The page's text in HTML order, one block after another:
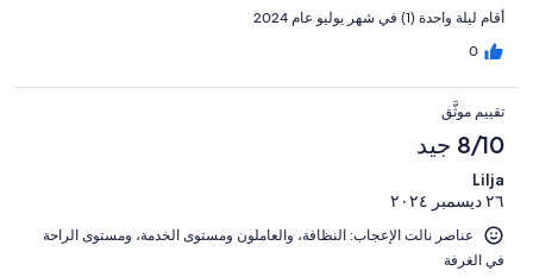
أقام ليلة واحدة (1) في شهر يوليو عام 2024
0
تقييم موثَّق
8/10 جيد
Lilja
٢٦ ديسمبر ٢٠٢٤
عناصر نالت الإعجاب: ⁦النظافة⁩، و⁦العاملون ومستوى الخدمة⁩، و⁦مستوى الراحة
في الغرفة⁩